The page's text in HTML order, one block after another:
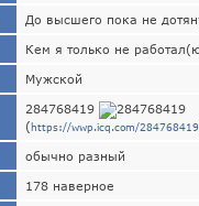
До высшего пока не
Кем я только не
Мужской
284768419
(https://wwp.icq.com/284768419
обычно разный
178 наверное